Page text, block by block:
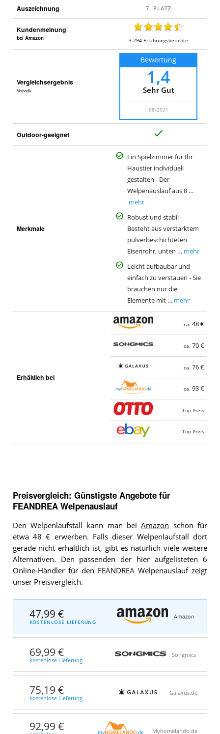
Auszeichnung
Kundenmeinung
bei Amazon 3.294 Erfahrungsberichte
Vergleichsergebnis
Methodik
Bewertung
1,4
Sehr Gut
08/2021
Outdoor-geeignet
a
Merkmale
Ein Spielzimmer für Ihr
Haustier individuell
gestalten - Der
Welpenauslauf aus 8 …
mehr
Robust und stabil -
Besteht aus verstärktem
pulverbeschichteten
Eisenrohr, unten … mehr
Leicht aufbaubar und
einfach zu verstauen - Sie
brauchen nur die
Elemente mit … mehr
Erhältlich bei
ca. 48 €
ca. 70 €
ca. 76 €
ca. 93 €
Top Preis
Top Preis
Preisvergleich: Günstigste Angebote für
FEANDREA Welpenauslauf
Den Welpenlaufstall kann man beiAmazon schon für
etwa 48 € erwerben. Falls dieser Welpenlaufstall dort
gerade nicht erhältlich ist, gibt es natürlich viele weitere
Alternativen. Den passenden der hier aufgelisteten 6
Online-Händler für den FEANDREA Welpenauslauf zeigt
unser Preisvergleich.
47,99 €
KOSTENLOSE LIEFERUNG
Amazon
69,99 €
kostenlose Lieferung
Songmics
75,19 €
kostenlose Lieferung
Galaxus.de
92,99 € Myhomelando.de